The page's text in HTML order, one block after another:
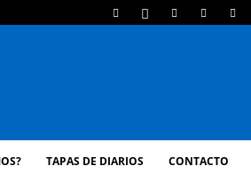
TAPAS DE DIARIOS CONTACTO